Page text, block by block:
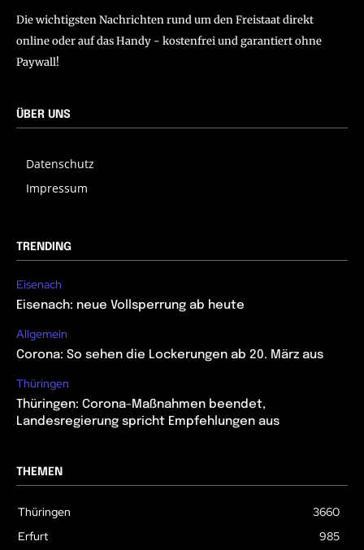
Die wichtigsten Nachrichten rund um den Freistaat direkt
online oder auf das Handy - kostenfrei und garantiert ohne
Paywall!
ÜBER UNS
Datenschutz
Impressum
TRENDING
Eisenach
Eisenach: neue Vollsperrung ab heute
Allgemein
Corona: So sehen die Lockerungen ab 20. März aus
Thüringen
Thüringen: Corona-Maßnahmen beendet,
Landesregierung spricht Empfehlungen aus
THEMEN
Thüringen
3660
Erfurt
985